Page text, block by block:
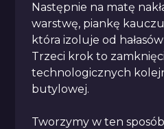
Następnie na matę
warstwę, piankę
która izoluje od
Trzeci krok to
technologicznych
butylowej.
Tworzymy w ten